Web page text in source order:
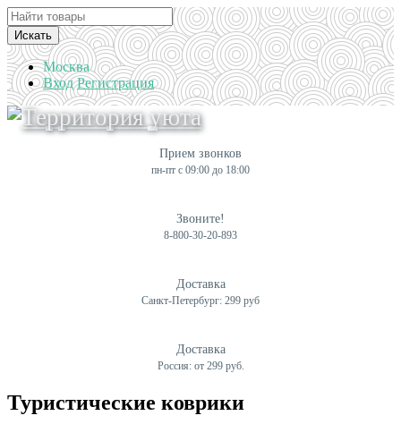
Искать
Москва
Вход Регистрация
Прием звонков
пн-пт с 09:00 до 18:00
Звоните!
8-800-30-20-893
Доставка
Санкт-Петербург: 299 руб
Доставка
Россия: от 299 руб.
Туристические коврики